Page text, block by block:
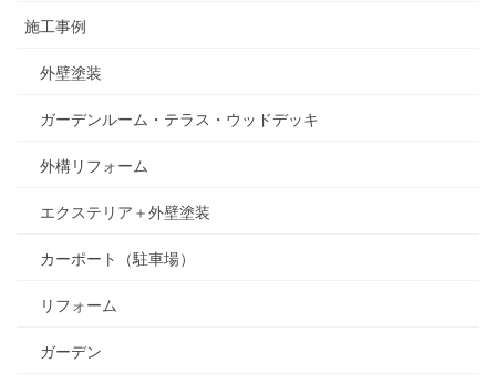
施工事例
外壁塗装
ガーデンルーム・テラス・ウッドデッキ
外構リフォーム
エクステリア＋外壁塗装
カーポート（駐車場）
リフォーム
ガーデン